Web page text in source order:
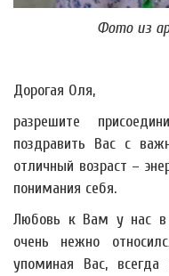
Фото из
Дорогая Оля,
разрешите
поздравить Вас с
отличный возраст –
понимания себя.
Любовь к Вам у нас в
очень нежно
упоминая Вас,